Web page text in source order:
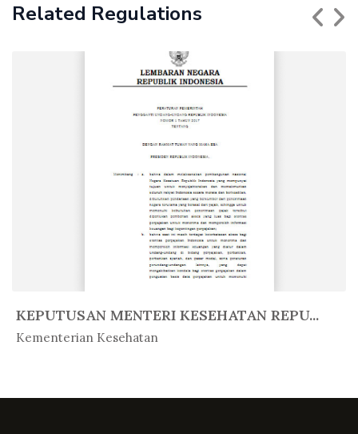
Related Regulations
KEPUTUSAN MENTERI KESEHATAN REPU...
Kementerian Kesehatan
In Peratur...